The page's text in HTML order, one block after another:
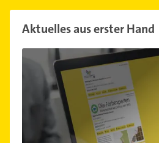
Aktuelles aus erster Hand